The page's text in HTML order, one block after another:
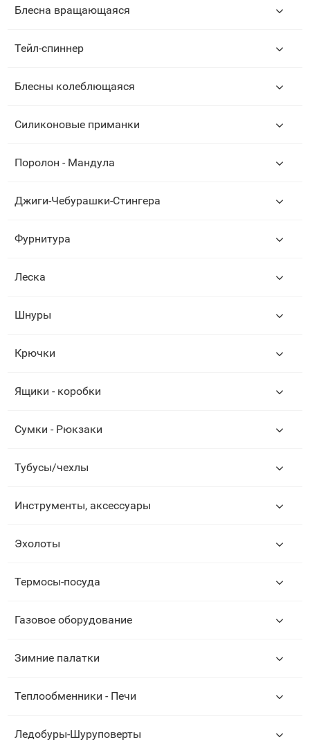
Блесна вращающаяся
Тейл-спиннер
Блесны колеблющаяся
Силиконовые приманки
Поролон - Мандула
Джиги-Чебурашки-Стингера
Фурнитура
Леска
Шнуры
Крючки
Ящики - коробки
Сумки - Рюкзаки
Тубусы/чехлы
Инструменты, аксессуары
Эхолоты
Термосы-посуда
Газовое оборудование
Зимние палатки
Теплообменники - Печи
Ледобуры-Шуруповерты